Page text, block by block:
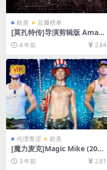
欧美 豆瓣榜单
[莫扎特传]导演剪辑版 Amad
eus (1984)[百度网盘+迅雷云
盘资源1080P超清未删减][MP
4/11GB][中文字幕]
4 年前 2.84
VIP
伦理青涩 欧美
[魔力麦克]Magic Mike (201
2)[百度网盘+夸克网盘1080P
超清未删减资源][网盘在线播
3 年前 2.81